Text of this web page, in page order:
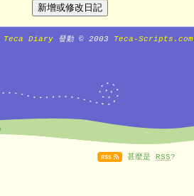
Teca Diary 發動 © 2003 Teca-Scripts.com
甚麼是 RSS?